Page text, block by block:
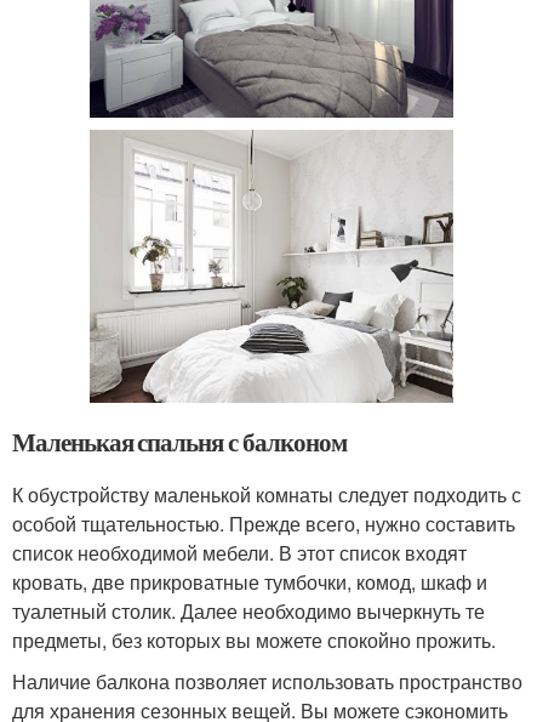
Маленькая спальня с балконом
К обустройству маленькой комнаты следует подходить с
особой тщательностью. Прежде всего, нужно составить
список необходимой мебели. В этот список входят
кровать, две прикроватные тумбочки, комод, шкаф и
туалетный столик. Далее необходимо вычеркнуть те
предметы, без которых вы можете спокойно прожить.
Наличие балкона позволяет использовать пространство
для хранения сезонных вещей. Вы можете сэкономить